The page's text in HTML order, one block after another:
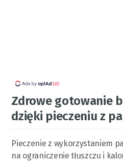
Zdrowe gotowanie
dzięki pieczeniu z
Pieczenie z wykorzystaniem
na ograniczenie tłuszczu i